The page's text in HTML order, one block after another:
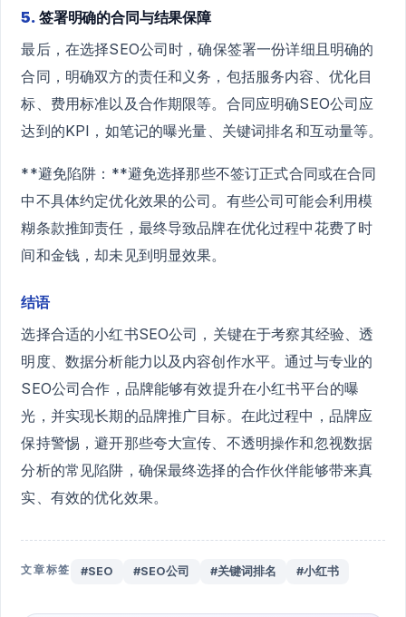
5. 签署明确的合同与结果保障
最后，在选择SEO公司时，确保签署一份详细且明确的
合同，明确双方的责任和义务，包括服务内容、优化目
标、费用标准以及合作期限等。合同应明确SEO公司应
达到的KPI，如笔记的曝光量、关键词排名和互动量等。
**避免陷阱：**避免选择那些不签订正式合同或在合同
中不具体约定优化效果的公司。有些公司可能会利用模
糊条款推卸责任，最终导致品牌在优化过程中花费了时
间和金钱，却未见到明显效果。
结语
选择合适的小红书SEO公司，关键在于考察其经验、透
明度、数据分析能力以及内容创作水平。通过与专业的
SEO公司合作，品牌能够有效提升在小红书平台的曝
光，并实现长期的品牌推广目标。在此过程中，品牌应
保持警惕，避开那些夸大宣传、不透明操作和忽视数据
分析的常见陷阱，确保最终选择的合作伙伴能够带来真
实、有效的优化效果。
文章标签 #SEO #SEO公司 #关键词排名 #小红书